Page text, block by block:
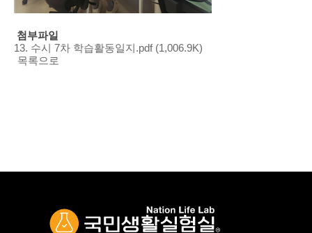
첨부파일
13. 수시 7차 학습활동일지.pdf (1,006.9K)
목록으로